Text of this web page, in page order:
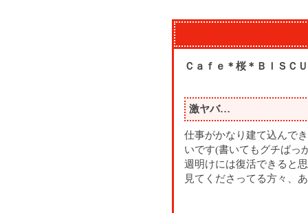
Ｃａｆｅ＊桜＊ＢＩＳＣ
激ヤバ…
仕事がかなり建て込んで
いです(書いてもグチばっ
週明けには復活できると
見てくださってる方々、